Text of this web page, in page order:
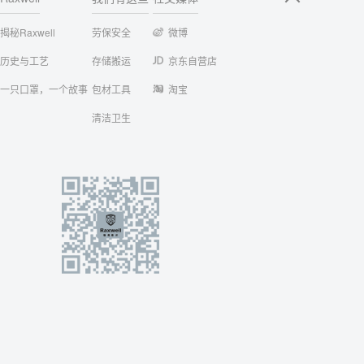
揭秘Raxwell
历史与工艺
一只口罩，一个故事
劳保安全
存储搬运
包材工具
清洁卫生
微博
京东自营店
淘宝